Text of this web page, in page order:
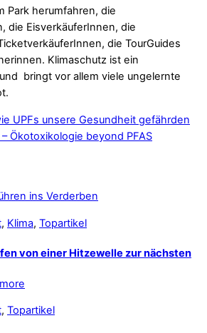
Park herumfahren, die
die EisverkäuferInnen, die
die TourGuides
Klimaschutz ist ein
bringt vor allem viele ungelernte
UPFs unsere Gesundheit gefährden
Ökotoxikologie beyond PFAS
, Klima, Topartikel
von einer Hitzewelle zur nächsten
, Topartikel